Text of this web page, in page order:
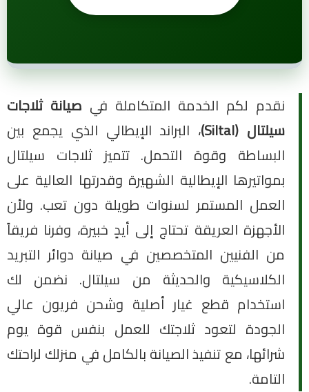
نقدم لكم الخدمة المتكاملة في صيانة ثلاجات
سيلتال (Siltal)
، البراند الإيطالي الذي يجمع بين
البساطة وقوة التحمل. تتميز ثلاجات سيلتال
بمواتيرها الإيطالية الشهيرة وقدرتها العالية على
العمل المستمر لسنوات طويلة دون تعب. ولأن
الأجهزة العريقة تحتاج إلى أيدٍ خبيرة، وفرنا فريقاً
من الفنيين المتخصصين في صيانة دوائر التبريد
الكلاسيكية والحديثة من سيلتال. نضمن لك
استخدام قطع غيار أصلية وشحن فريون عالي
الجودة لتعود ثلاجتك للعمل بنفس قوة يوم
شرائها، مع تنفيذ الصيانة بالكامل في منزلك لراحتك
التامة.